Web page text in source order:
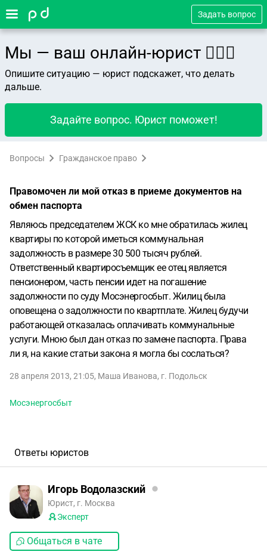
Задать вопрос
Мы — ваш онлайн-юрист 👨🏻‍⚖️
Опишите ситуацию — юрист подскажет, что делать
дальше.
Задайте вопрос. Юрист поможет!
Вопросы Гражданское право
Правомочен ли мой отказ в приеме документов на
обмен паспорта
Являюсь председателем ЖСК ко мне обратилась жилец
квартиры по которой иметься коммунальная
задолжность в размере 30 500 тысяч рублей.
Ответственный квартиросъемщик ее отец является
пенсионером, часть пенсии идет на погашение
задолжности по суду Мосэнергосбыт. Жилиц была
оповещена о задолжности по квартплате. Жилец будучи
работающей отказалась оплачивать коммунальные
услуги. Мною был дан отказ по замене паспорта. Права
ли я, на какие статьи закона я могла бы сослаться?
28 апреля 2013, 21:05, Маша Иванова, г. Подольск
Мосэнергосбыт
Ответы юристов
Игорь Водолазский
Юрист, г. Москва
Эксперт
Общаться в чате